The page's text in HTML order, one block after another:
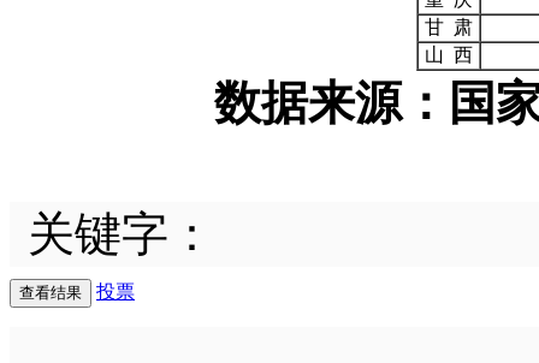
甘 肃
山 西
数据来源：国
关键字：
投票